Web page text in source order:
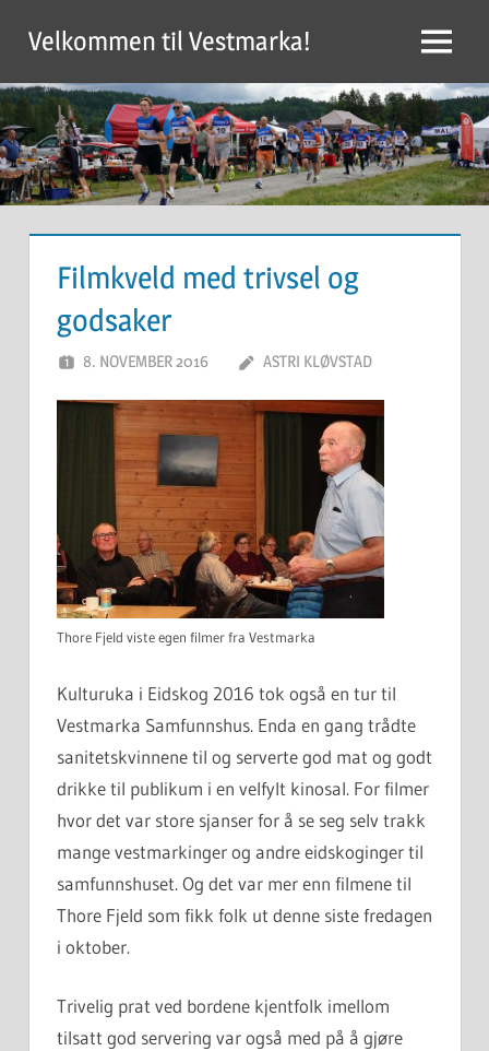
content
Velkommen til Vestmarka! Menu
Filmkveld med trivsel og
godsaker
8. NOVEMBER 2016 ASTRI KLØVSTAD
Thore Fjeld viste egen filmer fra Vestmarka
Kulturuka i Eidskog 2016 tok også en tur til
Vestmarka Samfunnshus. Enda en gang trådte
sanitetskvinnene til og serverte god mat og godt
drikke til publikum i en velfylt kinosal. For filmer
hvor det var store sjanser for å se seg selv trakk
mange vestmarkinger og andre eidskoginger til
samfunnshuset. Og det var mer enn filmene til
Thore Fjeld som fikk folk ut denne siste fredagen
i oktober.
Trivelig prat ved bordene kjentfolk imellom
tilsatt god servering var også med på å gjøre